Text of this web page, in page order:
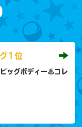
1位
ッグボディー♨コレ